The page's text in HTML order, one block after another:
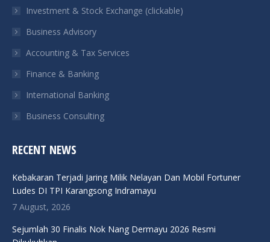
new
window
new
window
new
window
new
window
Investment & Stock Exchange (clickable)
Business Advisory
Accounting & Tax Services
Finance & Banking
International Banking
Business Consulting
RECENT NEWS
Kebakaran Terjadi Jaring Milik Nelayan Dan Mobil Fortuner
Ludes DI TPI Karangsong Indramayu
7 August, 2026
Sejumlah 30 Finalis Nok Nang Dermayu 2026 Resmi